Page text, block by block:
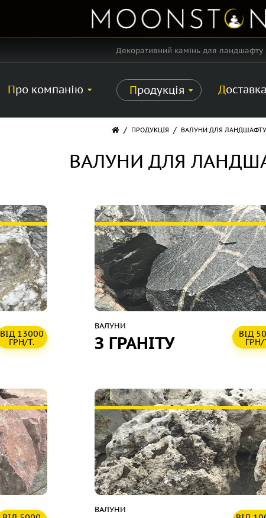
Декоративний камінь для ландшафту
Про компанію Продукція
/ ПРОДУКЦІЯ / ВАЛУНИ ДЛЯ ЛАНДШАФТУ
ВАЛУНИ ДЛЯ
ВІД 13000
ГРН/Т.
ВАЛУНИ
З ГРАНІТУ ВІД
ГРН/
ВАЛУНИ